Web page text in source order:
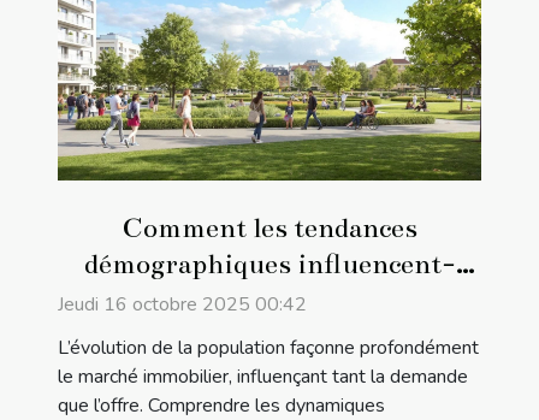
Comment les tendances
démographiques influencent-
elles le marché immobilier ?
Jeudi 16 octobre 2025 00:42
L’évolution de la population façonne profondément
le marché immobilier, influençant tant la demande
que l’offre. Comprendre les dynamiques